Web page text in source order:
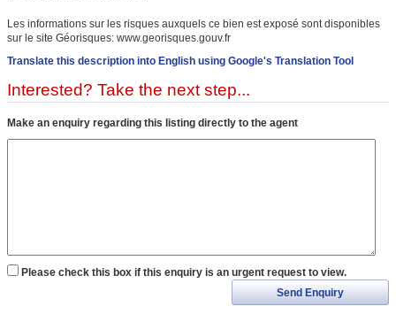
Les informations sur les risques auxquels ce bien est exposé sont disponibles
sur le site Géorisques: www.georisques.gouv.fr
Translate this description into English using Google's Translation Tool
Interested? Take the next step...
Make an enquiry regarding this listing directly to the agent
Please check this box if this enquiry is an urgent request to view.
Send Enquiry